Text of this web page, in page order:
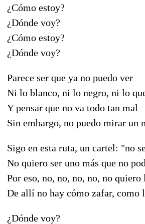
¿Cómo estoy?
¿Dónde voy?
¿Cómo estoy?
¿Dónde voy?
Parece ser que ya no puedo ver
Ni lo blanco, ni lo negro, ni lo
Y pensar que no va todo tan mal
Sin embargo, no puedo mirar un
Sigo en esta ruta, un cartel: "no
No quiero ser uno más que no
Por eso, no, no, no, no, no quiero
De allí no hay cómo zafar, como
¿Dónde voy?